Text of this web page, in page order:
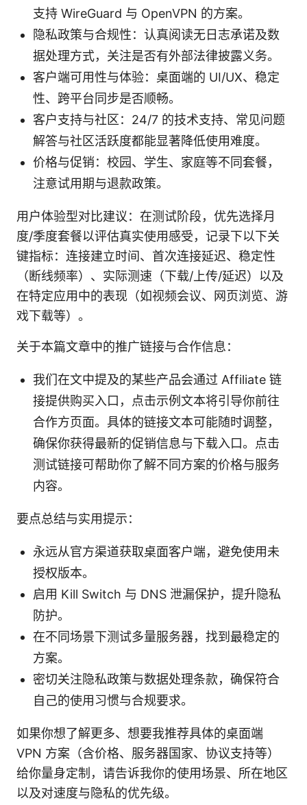
支持 WireGuard 与 OpenVPN 的方案。
隐私政策与合规性：认真阅读无日志承诺及数
据处理方式，关注是否有外部法律披露义务。
客户端可用性与体验：桌面端的 UI/UX、稳定
性、跨平台同步是否顺畅。
客户支持与社区：24/7 的技术支持、常见问题
解答与社区活跃度都能显著降低使用难度。
价格与促销：校园、学生、家庭等不同套餐，
注意试用期与退款政策。
用户体验型对比建议：在测试阶段，优先选择月
度/季度套餐以评估真实使用感受，记录下以下关
键指标：连接建立时间、首次连接延迟、稳定性
（断线频率）、实际测速（下载/上传/延迟）以及
在特定应用中的表现（如视频会议、网页浏览、游
戏下载等）。
关于本篇文章中的推广链接与合作信息：
我们在文中提及的某些产品会通过 Affiliate 链
接提供购买入口，点击示例文本将引导你前往
合作方页面。具体的链接文本可能随时调整，
确保你获得最新的促销信息与下载入口。点击
测试链接可帮助你了解不同方案的价格与服务
内容。
要点总结与实用提示：
永远从官方渠道获取桌面客户端，避免使用未
授权版本。
启用 Kill Switch 与 DNS 泄漏保护，提升隐私
防护。
在不同场景下测试多量服务器，找到最稳定的
方案。
密切关注隐私政策与数据处理条款，确保符合
自己的使用习惯与合规要求。
如果你想了解更多、想要我推荐具体的桌面端
VPN 方案（含价格、服务器国家、协议支持等）
给你量身定制，请告诉我你的使用场景、所在地区
以及对速度与隐私的优先级。